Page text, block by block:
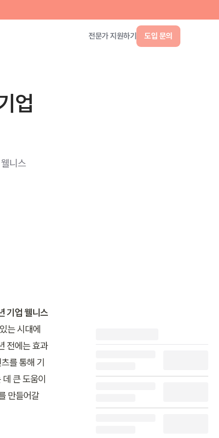
업
니스
기업 웰니스
는 시대에
전에는 효과
를 통해 기
큰 도움이
만들어갈